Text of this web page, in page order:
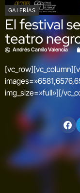
GALERÍAS
El festival
teatro
Andrés Camilo Valencia
img_size=»full»][/